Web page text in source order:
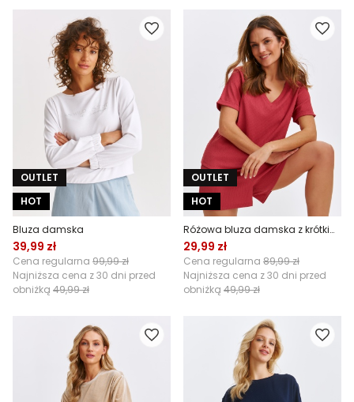
OUTLET
HOT
Bluza damska
39,99 zł
Cena regularna 99,99 zł
Najniższa cena z 30 dni przed
obniżką 49,99 zł
OUTLET
HOT
Różowa bluza damska z krótkim rękawem i dekoltem w serek
29,99 zł
Cena regularna 89,99 zł
Najniższa cena z 30 dni przed
obniżką 49,99 zł